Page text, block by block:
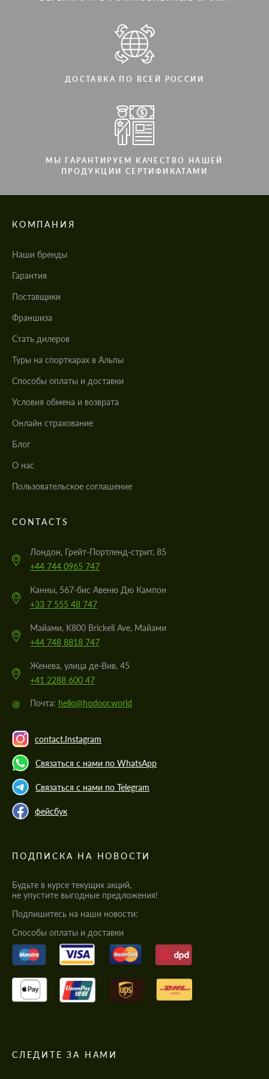
ДОСТАВКА ПО ВСЕЙ РОССИИ
МЫ ГАРАНТИРУЕМ КАЧЕСТВО НАШЕЙ
ПРОДУКЦИИ СЕРТИФИКАТАМИ
КОМПАНИЯ
Наши бренды
Гарантия
Поставщики
Франшиза
Стать дилеров
Туры на спорткарах в Альпы
Cпособы оплаты и доставки
Условия обмена и возврата
Онлайн страхование
Блог
О нас
Пользовательское соглашение
CONTACTS
Лондон, Грейт-Портленд-стрит, 85
+44 744 0965 747
Канны, 567-бис Авеню Дю Кампон
+33 7 555 48 747
Майами, K800 Brickell Ave, Майами
+44 748 8818 747
Женева, улица де-Вив, 45
+41 2288 600 47
@ Почта: hello@hodoor.world
contact.Instagram
Связаться с нами по WhatsApp
Связаться с нами по Telegram
фейсбук
ПОДПИСКА НА НОВОСТИ
Будьте в курсе текущих акций,
не упустите выгодные предложения!
Подпишитесь на наши новости:
Cпособы оплаты и доставки
СЛЕДИТЕ ЗА НАМИ